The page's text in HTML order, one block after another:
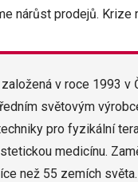
nárůst prodejů. Krize
založená v roce 1993 v
světovým
pro fyzikální
medicínu.
než 55 zemích